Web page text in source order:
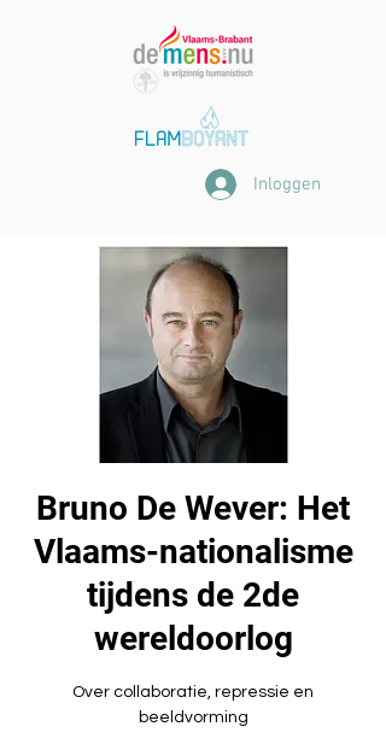
Inloggen
Bruno De Wever: Het
Vlaams-nationalisme
tijdens de 2de
wereldoorlog
Over collaboratie, repressie en
beeldvorming